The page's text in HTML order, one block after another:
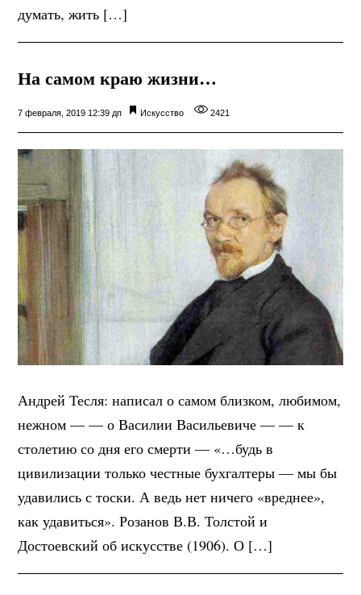
думать, жить […]
На самом краю жизни…
7 февраля, 2019 12:39 дп Искусство 2421
Андрей Тесля: написал о самом близком, любимом,
нежном — — о Василии Васильевиче — — к
столетию со дня его смерти — «…будь в
цивилизации только честные бухгалтеры — мы бы
удавились с тоски. А ведь нет ничего «вреднее»,
как удавиться». Розанов В.В. Толстой и
Достоевский об искусстве (1906). О […]